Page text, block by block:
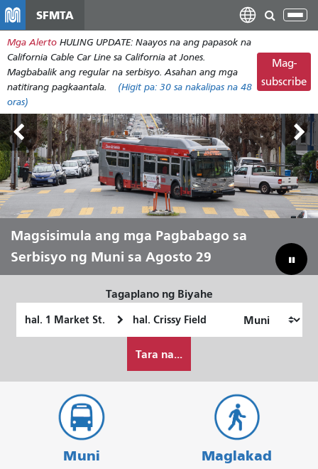
pangunahing
nilalaman
SFMTA
I-
ang
Mga Alerto HULING UPDATE: Naayos na ang papasok na
California Cable Car Line sa California at Jones.
Magbabalik ang regular na serbisyo. Asahan ang mga
natitirang pagkaantala.
(Higit pa: 30 sa nakalipas na 48
oras)
Mag-
subscribe
Mga Lupain sa Labas Agosto 7-9
Magsisimula ang mga Pagbabago sa
Serbisyo ng Muni sa Agosto 29
Hayaang Ihatid Ka ni Muni sa Tag-init
Pagtulay sa Ating Badyet para
Mailigtas ang Muni
Tagaplano ng Biyahe
ko
gustong
Tara na...
Muni Maglakad